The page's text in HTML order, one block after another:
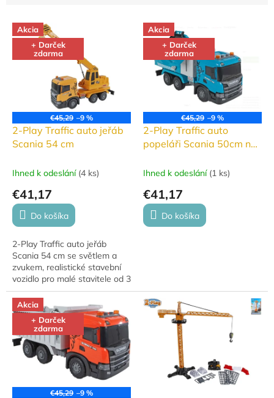
V Akcia
+ Darček
zdarma
€45,29 –9 %
2-Play Traffic auto jeřáb
Scania 54 cm
Ihned k odeslání (4 ks)
€41,17
Do košíka
2-Play Traffic auto jeřáb
Scania 54 cm se světlem a
zvukem, realistické stavební
vozidlo pro malé stavitele od 3
let.
Akcia
+ Darček
zdarma
€45,29 –9 %
2-Play Traffic auto
popeláři Scania 50cm na
Ihned k odeslání (1 ks)
€41,17
Do košíka
Akcia
+ Darček
zdarma
€45,29 –9 %